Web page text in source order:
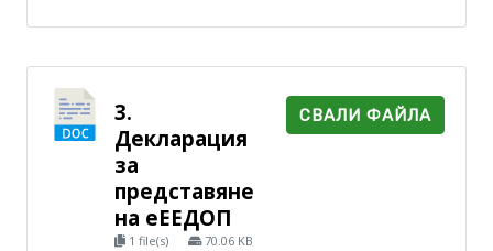
3.
Декларация
за
представяне
на еЕЕДОП
1 file(s) 70.06 KB
СВАЛИ ФАЙЛА